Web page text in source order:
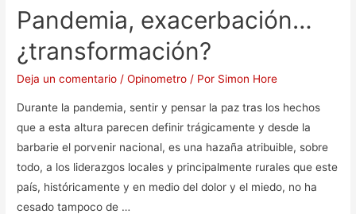
Pandemia, exacerbación…
¿transformación?
Deja un comentario /Opinometro / Por Simon Hore
Durante la pandemia, sentir y pensar la paz tras los hechos
que a esta altura parecen definir trágicamente y desde la
barbarie el porvenir nacional, es una hazaña atribuible, sobre
todo, a los liderazgos locales y principalmente rurales que este
país, históricamente y en medio del dolor y el miedo, no ha
cesado tampoco de …